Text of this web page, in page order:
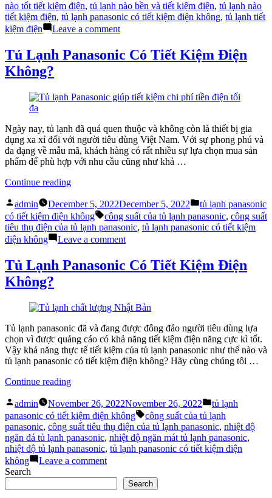
điện
không”
nào tốt tiết kiệm điện, tủ lạnh nào bền và tiết kiệm điện, tủ lạnh nào
tiết kiệm điện, tủ lạnh panasonic có tiết kiệm điện không, tủ lạnh tiết
kiệm điện
Leave a commenton
lạnh
tiết
kiệm
không
Tủ Lạnh Panasonic Có Tiết Kiệm Điện
Không?
Ngày nay, tủ lạnh đã quá quen thuộc và không còn là thiết bị gia
dụng xa xỉ đối với người tiêu dùng Việt Nam. Với sự phong phú và
đa dạng về mẫu mã, khách hàng có rất nhiều sự lựa chọn mua sản
phẩm để phù hợp với nhu cầu cũng như khả …
Continue reading“Tủ
Panasonic
Có
Tiết
Kiệm
Điện
Posted
by
admin December 5, 2022December 5, 2022
Posted
in
tủ lạnh panasonic
có tiết kiệm điện không
Tags:
công suất của tủ lạnh panasonic, công suất
tiêu thụ điện của tủ lạnh panasonic, tủ lạnh panasonic có tiết kiệm
điện không
Leave a commenton
Lạnh
Panasonic
Kiệm
Điện
Không?
Tủ Lạnh Panasonic Có Tiết Kiệm Điện
Không?
Tủ lạnh panasonic đã và đang được đông đảo người tiêu dùng lựa
chọn vì được quảng cáo có khả năng tiết kiệm điện năng cực kì tốt.
Vậy khả năng thực tế tiết kiệm của tủ lạnh panasonic như thế nào và
tủ lạnh panasonic có tiết kiệm điện không? Hãy cùng chúng tôi …
Continue reading“Tủ
Panasonic
Có
Tiết
Kiệm
Điện
Không?”
Posted
by
admin November 26, 2022November 26, 2022
Posted
in
tủ lạnh
panasonic có tiết kiệm điện không
Tags:
công suất của tủ lạnh
panasonic, công suất tiêu thụ điện của tủ lạnh panasonic, nhiệt độ
ngăn đá tủ lạnh panasonic, nhiệt độ ngăn mát tủ lạnh panasonic,
nhiệt độ tủ lạnh panasonic, tủ lạnh panasonic có tiết kiệm điện
không
Leave a commenton
Lạnh
Panasonic
Search
Search